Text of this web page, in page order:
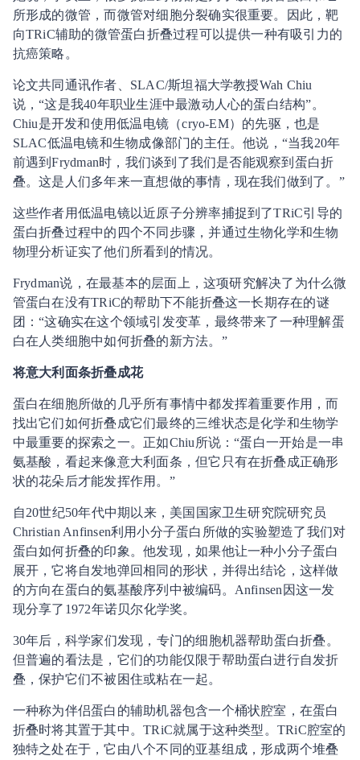
所形成的微管，而微管对细胞分裂确实很重要。因此，靶
向TRiC辅助的微管蛋白折叠过程可以提供一种有吸引力的
抗癌策略。
论文共同通讯作者、SLAC/斯坦福大学教授Wah Chiu
说，“这是我40年职业生涯中最激动人心的蛋白结构”。
Chiu是开发和使用低温电镜（cryo-EM）的先驱，也是
SLAC低温电镜和生物成像部门的主任。他说，“当我20年
前遇到Frydman时，我们谈到了我们是否能观察到蛋白折
叠。这是人们多年来一直想做的事情，现在我们做到了。”
这些作者用低温电镜以近原子分辨率捕捉到了TRiC引导的
蛋白折叠过程中的四个不同步骤，并通过生物化学和生物
物理分析证实了他们所看到的情况。
Frydman说，在最基本的层面上，这项研究解决了为什么微
管蛋白在没有TRiC的帮助下不能折叠这一长期存在的谜
团：“这确实在这个领域引发变革，最终带来了一种理解蛋
白在人类细胞中如何折叠的新方法。”
将意大利面条折叠成花
蛋白在细胞所做的几乎所有事情中都发挥着重要作用，而
找出它们如何折叠成它们最终的三维状态是化学和生物学
中最重要的探索之一。正如Chiu所说：“蛋白一开始是一串
氨基酸，看起来像意大利面条，但它只有在折叠成正确形
状的花朵后才能发挥作用。”
自20世纪50年代中期以来，美国国家卫生研究院研究员
Christian Anfinsen利用小分子蛋白所做的实验塑造了我们对
蛋白如何折叠的印象。他发现，如果他让一种小分子蛋白
展开，它将自发地弹回相同的形状，并得出结论，这样做
的方向在蛋白的氨基酸序列中被编码。Anfinsen因这一发
现分享了1972年诺贝尔化学奖。
30年后，科学家们发现，专门的细胞机器帮助蛋白折叠。
但普遍的看法是，它们的功能仅限于帮助蛋白进行自发折
叠，保护它们不被困住或粘在一起。
一种称为伴侣蛋白的辅助机器包含一个桶状腔室，在蛋白
折叠时将其置于其中。TRiC就属于这种类型。TRiC腔室的
独特之处在于，它由八个不同的亚基组成，形成两个堆叠